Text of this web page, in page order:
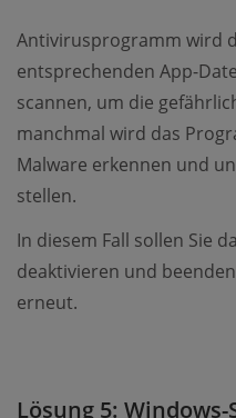
Antivirusprogramm wird
entsprechenden App-
scannen, um die
manchmal wird das
Malware erkennen und
stellen.
In diesem Fall sollen Sie
deaktivieren und
erneut.
Lösung 5: